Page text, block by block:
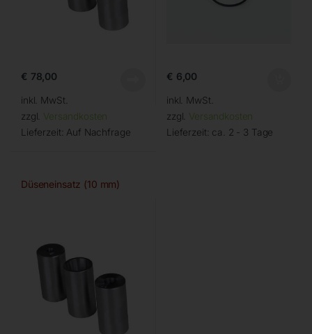
€ 78,00
inkl. MwSt.
zzgl. Versandkosten
Lieferzeit: Auf Nachfrage
€ 6,00
inkl. MwSt.
zzgl. Versandkosten
Lieferzeit: ca. 2 - 3 Tage
Düseneinsatz (10 mm)